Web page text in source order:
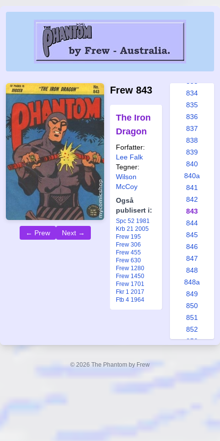
← Prew Next →
Frew 843
The Iron
Dragon
Forfatter:
Lee Falk
Tegner:
Wilson
McCoy
Også
publisert i:
Spc 52 1981
Krb 21 2005
Frew 195
Frew 306
Frew 455
Frew 630
Frew 1280
Frew 1450
Frew 1701
Fkr 1 2017
Ftb 4 1964
827
834
835
836
837
838
839
840
840a
841
842
843
844
845
846
847
848
848a
849
850
851
852
853
© 2026 The Phantom by Frew